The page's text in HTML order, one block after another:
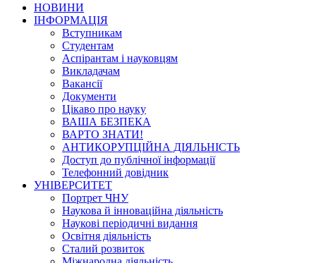
НОВИНИ
ІНФОРМАЦІЯ
Вступникам
Студентам
Аспірантам і науковцям
Викладачам
Вакансії
Документи
Цікаво про науку
ВАША БЕЗПЕКА
ВАРТО ЗНАТИ!
АНТИКОРУПЦІЙНА ДІЯЛЬНІСТЬ
Доступ до публічної інформації
Телефонний довідник
УНІВЕРСИТЕТ
Портрет ЧНУ
Наукова й інноваційна діяльність
Наукові періодичні видання
Освітня діяльність
Сталий розвиток